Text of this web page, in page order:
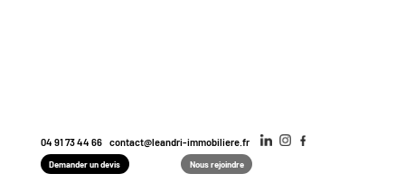
04 91 73 44 66 contact@leandri-immobiliere.fr
Demander un devis Nous rejoindre